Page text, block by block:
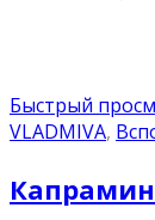
Быстрый
VLADMIVA,